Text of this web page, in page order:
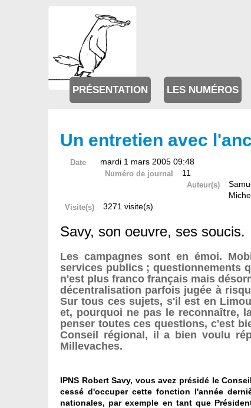
PRÉSENTATION LES NUMÉROS
Un entretien avec
Date mardi 1 mars 2005 09:48
Numéro de journal 11
Auteur(s)
Visite(s) 3271 visite(s)
Savy, son oeuvre, ses soucis.
Les campagnes sont en émoi.
services publics ; questionnements
n'est plus franco français mais
décentralisation parfois jugée à
Sur tous ces sujets, s'il est en
et, pourquoi ne pas le reconnaître,
penser toutes ces questions, c'est
Conseil régional, il a bien voulu
Millevaches.
IPNS Robert Savy, vous avez présidé le
cessé d'occuper cette fonction l'année
nationales, par exemple en tant que